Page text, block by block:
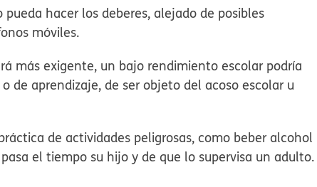
pueda hacer losdeberes, alejado de posibles
móviles.
más exigente, un bajo rendimiento escolar podría
de aprendizaje, de ser objeto del acoso escolar u
de actividades peligrosas, como beber alcohol
el tiempo su hijo y de que lo supervisa un adulto.